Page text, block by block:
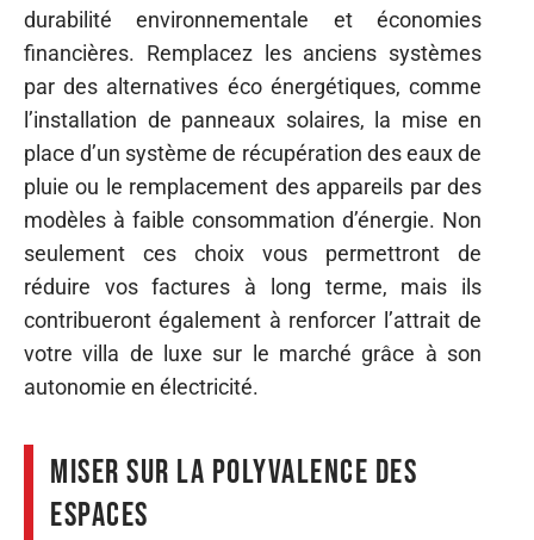
durabilité environnementale et économies
financières. Remplacez les anciens systèmes
par des alternatives éco énergétiques, comme
l’installation de panneaux solaires, la mise en
place d’un système de récupération des eaux de
pluie ou le remplacement des appareils par des
modèles à faible consommation d’énergie. Non
seulement ces choix vous permettront de
réduire vos factures à long terme, mais ils
contribueront également à renforcer l’attrait de
votre villa de luxe sur le marché grâce à son
autonomie en électricité.
Miser sur la polyvalence des
espaces